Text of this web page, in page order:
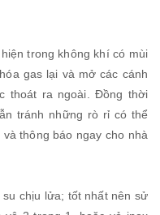
trong không khí có mùi
gas lại và mở các cánh
thoát ra ngoài. Đồng thời
tránh những rò rỉ có thể
thông báo ngay cho nhà
chịu lửa; tốt nhất nên sử